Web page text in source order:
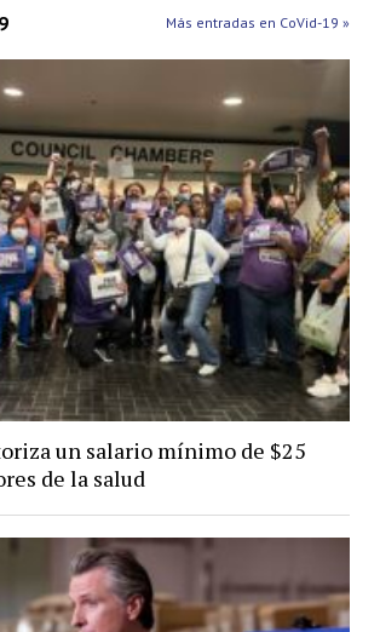
Más entradas en CoVid-19 »
un salario mínimo de $25
de la salud